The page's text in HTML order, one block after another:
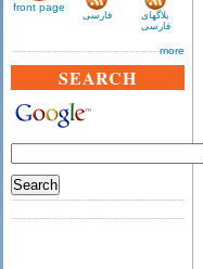
front page
فارسی
بلاگهای
فارسی
more
SEARCH